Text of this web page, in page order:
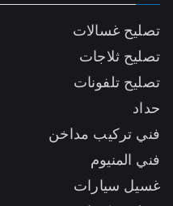
تصليح غسالات
تصليح ثلاجات
تصليح تلفونات
حداد
فني تركيب مداخن
فني المنيوم
غسيل سيارات